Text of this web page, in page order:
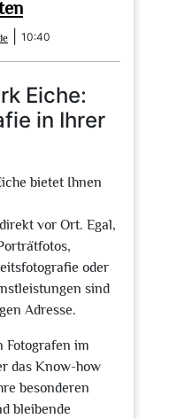
erwinadamsde
10:40
Eiche:
in Ihrer
bietet Ihnen
vor Ort. Egal,
oder
sind
Adresse.
Fotografen im
das Know-how
besonderen
bleibende